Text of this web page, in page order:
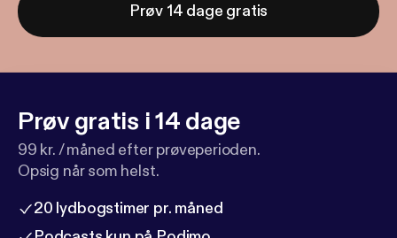
Prøv 14 dage gratis
Prøv gratis i 14 dage
99 kr. / måned efter prøveperioden.
Opsig når som helst.
20 lydbogstimer pr. måned